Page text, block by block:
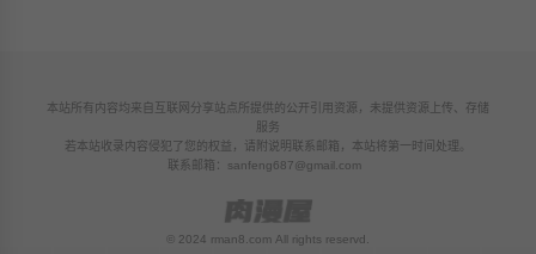
本站所有内容均来自互联网分享站点所提供的公开引用资源，未提供资源上传、存储
服务
若本站收录内容侵犯了您的权益，请附说明联系邮箱，本站将第一时间处理。
联系邮箱： sanfeng687@gmail.com
© 2024 rman8.com All rights reservd.